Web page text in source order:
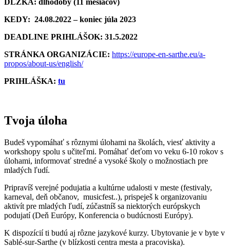
KEDY: 24.08.2022 – koniec júla 2023
DEADLINE PRIHLÁŠOK: 31.5.2022
STRÁNKA ORGANIZÁCIE: https://europe-en-sarthe.eu/a-
propos/about-us/english/
PRIHLÁŠKA: tu
Tvoja úloha
Budeš vypomáhať s rôznymi úlohami na školách, viesť aktivity a
workshopy spolu s učiteľmi. Pomáhať deťom vo veku 6-10 rokov s
úlohami, informovať stredné a vysoké školy o možnostiach pre
mladých ľudí.
Pripravíš verejné podujatia a kultúrne udalosti v meste (festivaly,
karneval, deň občanov, musicfest..), prispeješ k organizovaniu
aktivít pre mladých ľudí, zúčastníš sa niektorých európskych
podujatí (Deň Európy, Konferencia o budúcnosti Európy).
K dispozícií ti budú aj rôzne jazykové kurzy. Ubytovanie je v byte v
Sablé-sur-Sarthe (v blízkosti centra mesta a pracoviska).